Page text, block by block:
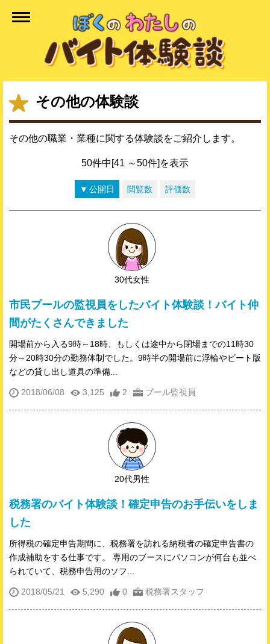
その他の体験談
その他の職業・業種に関する体験談をご紹介します。
50件中[41 ～50件]を表示
公開日 閲覧数 評価数
30代女性
市民プールの監視員をしたバイト体験談！バイト仲
間がたくさんできました
開場前から入る9時～18時、もしくは途中から閉場までの11時30
分～20時30分の勤務体制でした。9時半の開場前に浮輪やビート版
などの貸し出し道具の準備...
2018/06/08 3,125 2 プール監視員
20代男性
税務署のバイト体験談！確定申告のお手伝いをしま
した
所得税の確定申告期間に、税務署を訪れる納税者の確定申告書の
作成補助をする仕事です。 専用のブースにパソコンが何台も並べ
られていて、税務申告用のソフ...
2018/05/21 5,290 0 税務署スタッフ